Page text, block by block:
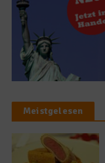
Meistgelesen